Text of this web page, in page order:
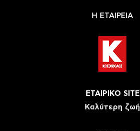
Η ΕΤΑΙΡΕΙΑ
ΕΤΑΙΡΙΚΟ SITE
Καλύτερη ζωή